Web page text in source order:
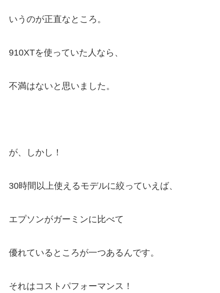
いうのが正直なところ。
910XTを使っていた人なら、
不満はないと思いました。
が、しかし！
30時間以上使えるモデルに絞っていえば、
エプソンがガーミンに比べて
優れているところが一つあるんです。
それはコストパフォーマンス！